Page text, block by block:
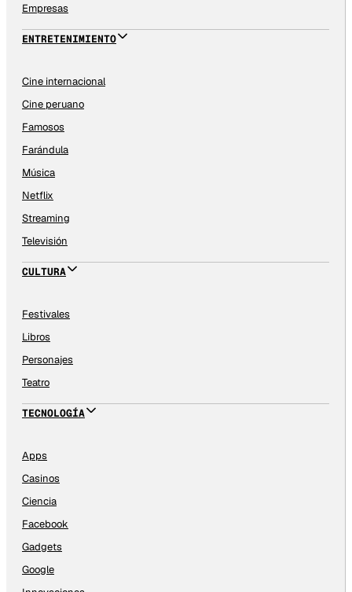
Empresas
ENTRETENIMIENTO
Cine internacional
Cine peruano
Famosos
Farándula
Música
Netflix
Streaming
Televisión
CULTURA
Festivales
Libros
Personajes
Teatro
TECNOLOGÍA
Apps
Casinos
Ciencia
Facebook
Gadgets
Google